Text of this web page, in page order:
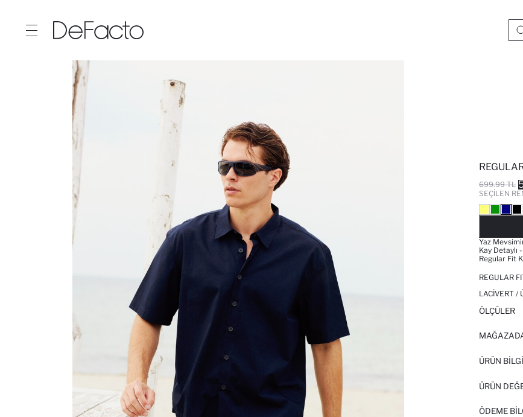
699.99 TL
SEÇILEN
Yaz
Kay Detaylı
Regular Fit
REGULAR
LACIVERT /
ÖLÇÜLER
ÜRÜN
ÜRÜN
ÖDEME